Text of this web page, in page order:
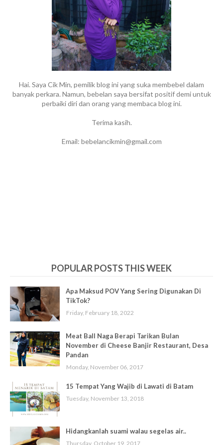
Hai. Saya Cik Min, pemilik blog ini yang suka membebel dalam
banyak perkara. Namun, bebelan saya bersifat positif demi untuk
perbaiki diri dan orang yang membaca blog ini.
Terima kasih.
Email: bebelancikmin@gmail.com
POPULAR POSTS THIS WEEK
Apa Maksud POV Yang Sering Digunakan Di
TikTok?
Friday, February 18, 2022
Meat Ball Naga Berapi Tarikan Bulan
November di Cheese Banjir Restaurant, Desa
Pandan
Monday, November 06, 2017
15 Tempat Yang Wajib di Lawati di Batam
Tuesday, November 13, 2018
Hidangkanlah suami walau segelas air..
Thursday, October 19, 2017